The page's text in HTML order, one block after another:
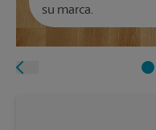
su marca.